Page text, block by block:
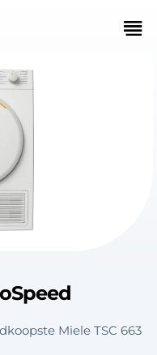
Miele TSC 663